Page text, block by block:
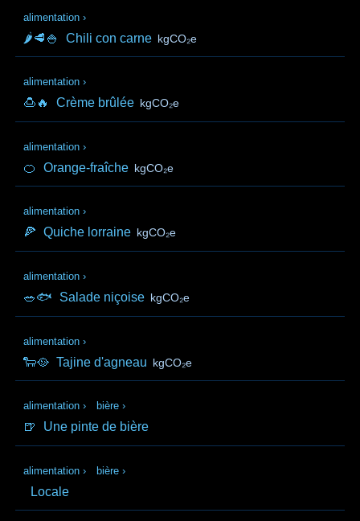
alimentation ›
🌶️🥩🍚 Chili con carne kgCO₂e
alimentation ›
🍮🔥 Crème brûlée kgCO₂e
alimentation ›
🍊 Orange-fraîche kgCO₂e
alimentation ›
🍕 Quiche lorraine kgCO₂e
alimentation ›
🥗🐟 Salade niçoise kgCO₂e
alimentation ›
🐑🥘 Tajine d'agneau kgCO₂e
alimentation › bière ›
🍺 Une pinte de bière
alimentation › bière ›
Locale